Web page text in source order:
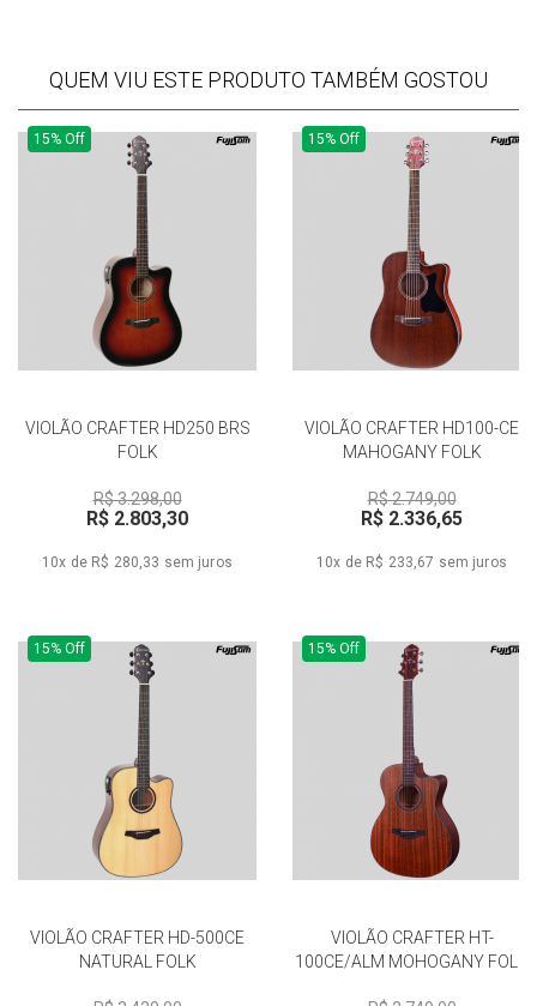
QUEM VIU ESTE PRODUTO TAMBÉM GOSTOU
15% Off
VIOLÃO CRAFTER HD250 BRS
FOLK
R$ 3.298,00
R$ 2.803,30
10x de R$ 280,33 sem juros
15% Off
VIOLÃO CRAFTER HD100-CE
MAHOGANY FOLK
R$ 2.749,00
R$ 2.336,65
10x de R$ 233,67 sem juros
15% Off
VIOLÃO CRAFTER HD-500CE
NATURAL FOLK
15% Off
VIOLÃO CRAFTER HT-
100CE/ALM MOHOGANY FOLK